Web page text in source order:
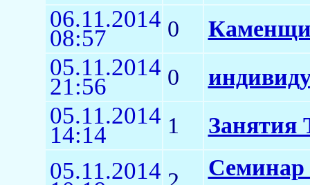
06.11.2014
08:57 0
05.11.2014
21:56 0
05.11.2014
14:14 1 Занятия
05.11.2014
Семинар